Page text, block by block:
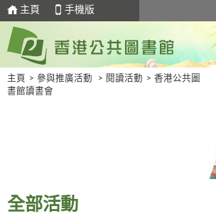
主頁 手機版
主頁 > 參與推廣活動 > 閱讀活動 > 香港公共圖
書館讀書會
全部活動